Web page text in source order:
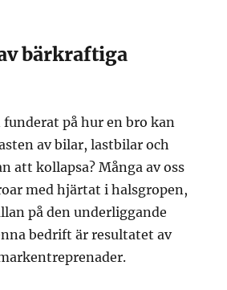
bärkraftiga
på hur en bro kan
av bilar, lastbilar och
att kollapsa? Många av oss
med hjärtat i halsgropen,
på den underliggande
bedrift är resultatet av